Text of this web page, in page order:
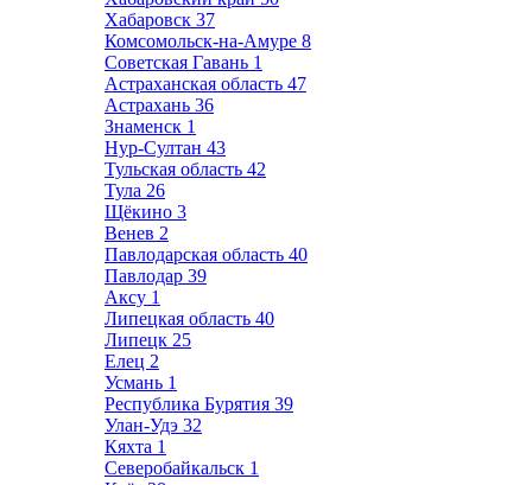
Хабаровск 37
Комсомольск-на-Амуре 8
Советская Гавань 1
Астраханская область 47
Астрахань 36
Знаменск 1
Нур-Султан 43
Тульская область 42
Тула 26
Щёкино 3
Венев 2
Павлодарская область 40
Павлодар 39
Аксу 1
Липецкая область 40
Липецк 25
Елец 2
Усмань 1
Республика Бурятия 39
Улан-Удэ 32
Кяхта 1
Северобайкальск 1